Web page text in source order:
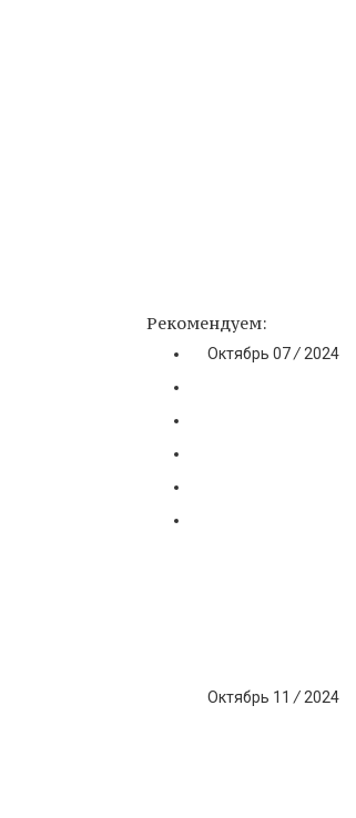
Рекомендуем:
Октябрь 07/ 2024
Октябрь 11 / 2024